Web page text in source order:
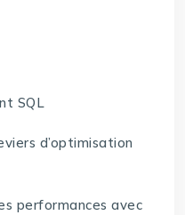
SQL
d’optimisation
performances avec